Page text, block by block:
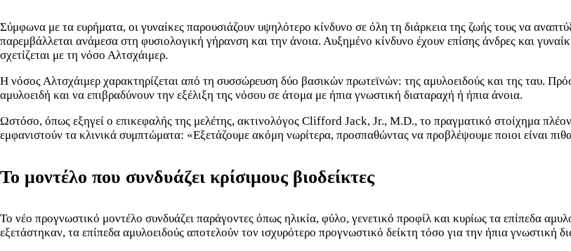
Σύμφωνα με τα ευρήματα, οι γυναίκες παρουσιάζουν υψηλότερο κίνδυνο σε όλη τη διάρκεια της ζωής τους να
παρεμβάλλεται ανάμεσα στη φυσιολογική γήρανση και την άνοια. Αυξημένο κίνδυνο έχουν επίσης άνδρες και
σχετίζεται με τη νόσο Αλτσχάιμερ.
Η νόσος Αλτσχάιμερ χαρακτηρίζεται από τη συσσώρευση δύο βασικών πρωτεϊνών: της αμυλοειδούς και της ταυ.
αμυλοειδή και να επιβραδύνουν την εξέλιξη της νόσου σε άτομα με ήπια γνωστική διαταραχή ή ήπια άνοια.
Ωστόσο, όπως εξηγεί ο επικεφαλής της μελέτης, ακτινολόγος Clifford Jack, Jr., M.D., το πραγματικό στοίχημα πλέον
εμφανιστούν τα κλινικά συμπτώματα: «Εξετάζουμε ακόμη νωρίτερα, προσπαθώντας να προβλέψουμε ποιοι είναι
Το μοντέλο που συνδυάζει κρίσιμους βιοδείκτες
Το νέο προγνωστικό μοντέλο συνδυάζει παράγοντες όπως ηλικία, φύλο, γενετικό προφίλ και κυρίως τα επίπεδα
εξετάστηκαν, τα επίπεδα αμυλοειδούς αποτελούν τον ισχυρότερο προγνωστικό δείκτη τόσο για την ήπια γνωστική